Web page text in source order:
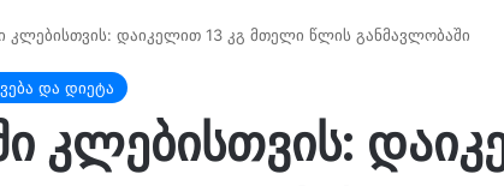
კლებისთვის: დაიკელით 13 კგ მთელი წლის განმავლობაში
და დიეტა
კლებისთვის: